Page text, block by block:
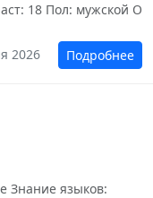
18 Пол: мужской О
2026
Подробнее
Знание языков: